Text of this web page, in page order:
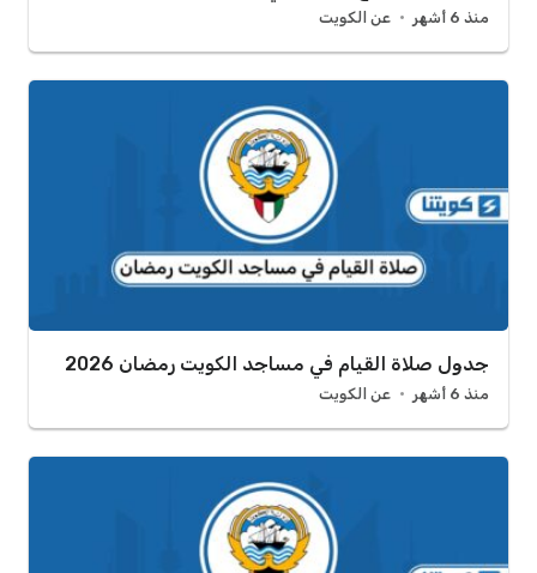
منذ 6 أشهر عن الكويت
جدول صلاة القيام في مساجد الكويت رمضان 2026
منذ 6 أشهر عن الكويت